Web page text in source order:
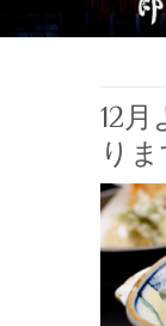
12
り